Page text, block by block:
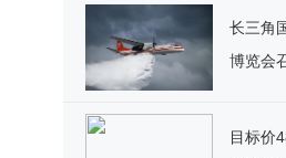
长三角
博览会
目标价